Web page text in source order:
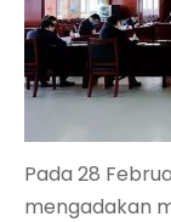
Pada 28
mengadakan